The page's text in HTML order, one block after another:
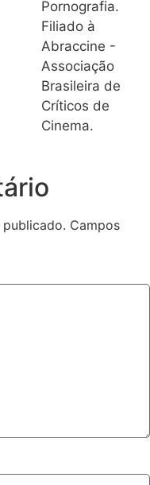
Pornografia.
Filiado à
Abraccine -
Associação
Brasileira de
Críticos de
Cinema.
publicado. Campos